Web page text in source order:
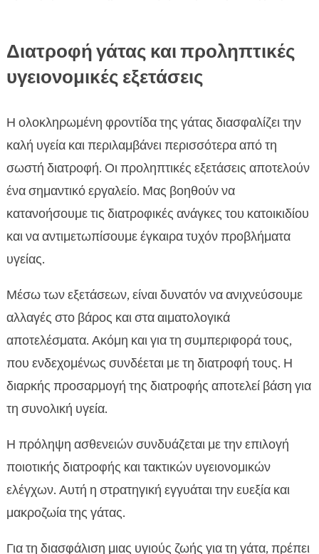
Διατροφή γάτας και προληπτικές
υγειονομικές εξετάσεις
Η ολοκληρωμένη φροντίδα της γάτας διασφαλίζει την
καλή υγεία και περιλαμβάνει περισσότερα από τη
σωστή διατροφή. Οι προληπτικές εξετάσεις αποτελούν
ένα σημαντικό εργαλείο. Μας βοηθούν να
κατανοήσουμε τις διατροφικές ανάγκες του κατοικιδίου
και να αντιμετωπίσουμε έγκαιρα τυχόν προβλήματα
υγείας.
Μέσω των εξετάσεων, είναι δυνατόν να ανιχνεύσουμε
αλλαγές στο βάρος και στα αιματολογικά
αποτελέσματα. Ακόμη και για τη συμπεριφορά τους,
που ενδεχομένως συνδέεται με τη διατροφή τους. Η
διαρκής προσαρμογή της διατροφής αποτελεί βάση για
τη συνολική υγεία.
Η πρόληψη ασθενειών συνδυάζεται με την επιλογή
ποιοτικής διατροφής και τακτικών υγειονομικών
ελέγχων. Αυτή η στρατηγική εγγυάται την ευεξία και
μακροζωία της γάτας.
Για τη διασφάλιση μιας υγιούς ζωής για τη γάτα, πρέπει